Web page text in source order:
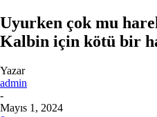
Uyurken çok mu
Kalbin için kötü bir
Yazar
admin
-
Mayıs 1, 2024